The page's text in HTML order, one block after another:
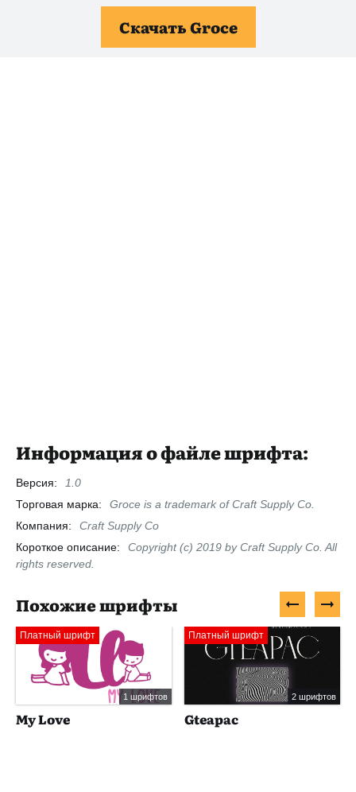
Скачать Groce
Информация о файле шрифта:
Версия:
1.0
Торговая марка:
Groce is a trademark of Craft Supply Co.
Компания:
Craft Supply Co
Короткое описание:
Copyright (c) 2019 by Craft Supply Co. All
rights reserved.
Похожие шрифты
Платный шрифт
1 шрифтов
My Love
Платный шрифт
2 шрифтов
Gteapac